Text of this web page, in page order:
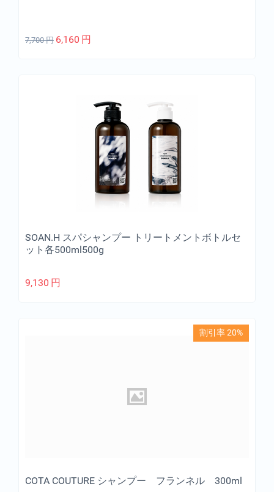
7,700 円 6,160 円
SOAN.H スパシャンプー トリートメントボトルセ
ット各500ml500g
9,130 円
割引率 20%
COTA COUTURE シャンプー フランネル 300ml